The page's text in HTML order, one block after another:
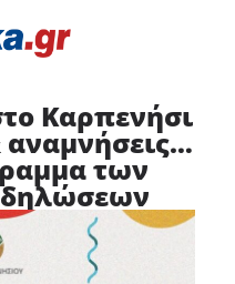
Καρπενήσι
των